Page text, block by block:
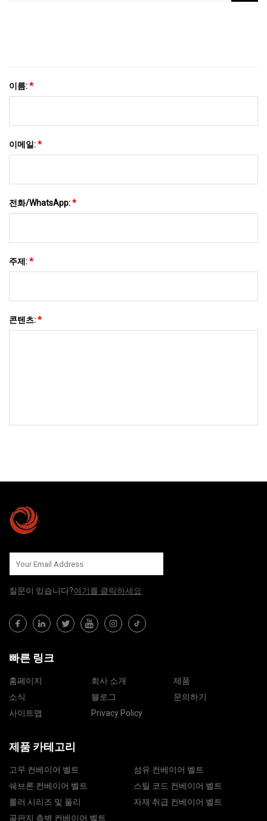
이름:*
이메일:*
전화/WhatsApp:*
주제:*
콘텐츠:*
질문이 있습니다?여기를 클릭하세요
빠른 링크
홈페이지 회사 소개
제품
소식
블로그
문의하기
사이트맵
Privacy Policy
제품 카테고리
고무 컨베이어 벨트
섬유 컨베이어 벨트
쉐브론 컨베이어 벨트
스틸 코드 컨베이어 벨트
롤러 시리즈 및 풀리
자재 취급 컨베이어 벨트
골판지 측벽 컨베이어 벨트